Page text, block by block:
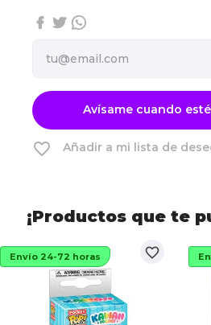
Avísame cuando
favorite_border Añadir a mi lista de
¡Productos que te
favorite_border
Envío 24-72 horas